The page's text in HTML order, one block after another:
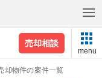
売却相談
menu
却物件の案件一覧